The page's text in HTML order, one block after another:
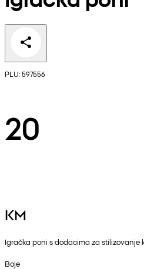
PLU: 597556
20
KM
Igračka poni s dodacima za stilizovanje
Boje